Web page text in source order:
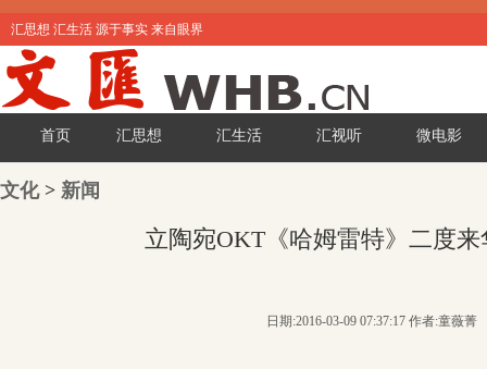
汇思想 汇生活 源于事实 来自眼界
首页 汇思想 汇生活 汇视听 微电影
文化> 新闻
立陶宛OKT《哈姆雷特》二度
日期:2016-03-09 07:37:17 作者:童薇菁